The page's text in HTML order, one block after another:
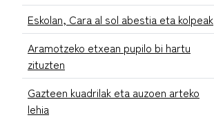
Eskolan, Cara al sol abestia eta kolpeak
Aramotzeko etxean pupilo bi hartu
zituzten
Gazteen kuadrilak eta auzoen arteko
lehia